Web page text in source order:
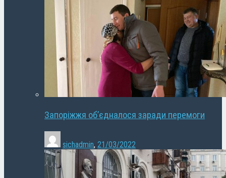
Запоріжжя об’єдналося заради перемоги
sichadmin, 21/03/2022